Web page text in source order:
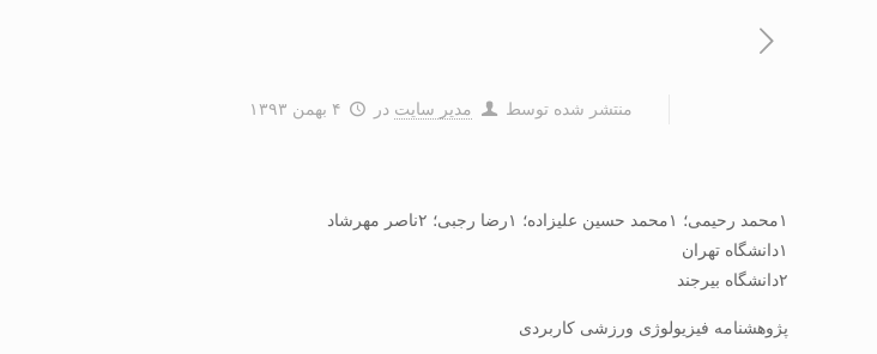
منتشر شده توسط مدیر سایت در ۴ بهمن ۱۳۹۳
۱محمد رحیمی؛ ۱محمد حسین علیزاده؛ ۱رضا رجبی؛ ۲ناصر مهرشاد
۱دانشگاه تهران
۲دانشگاه بیرجند
پژوهشنامه فیزیولوژی ورزشی کاربردی